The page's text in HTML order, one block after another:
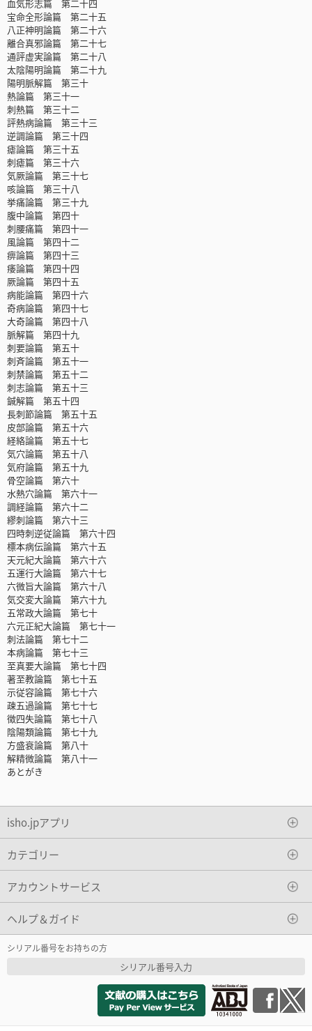
血気形志篇 第二十四
宝命全形論篇 第二十五
八正神明論篇 第二十六
離合真邪論篇 第二十七
通評虚実論篇 第二十八
太陰陽明論篇 第二十九
陽明脈解篇 第三十
熱論篇 第三十一
刺熱篇 第三十二
評熱病論篇 第三十三
逆調論篇 第三十四
瘧論篇 第三十五
刺瘧篇 第三十六
気厥論篇 第三十七
咳論篇 第三十八
挙痛論篇 第三十九
腹中論篇 第四十
刺腰痛篇 第四十一
風論篇 第四十二
痹論篇 第四十三
痿論篇 第四十四
厥論篇 第四十五
病能論篇 第四十六
奇病論篇 第四十七
大奇論篇 第四十八
脈解篇 第四十九
刺要論篇 第五十
刺斉論篇 第五十一
刺禁論篇 第五十二
刺志論篇 第五十三
鍼解篇 第五十四
長刺節論篇 第五十五
皮部論篇 第五十六
経絡論篇 第五十七
気穴論篇 第五十八
気府論篇 第五十九
骨空論篇 第六十
水熱穴論篇 第六十一
調経論篇 第六十二
繆刺論篇 第六十三
四時刺逆従論篇 第六十四
標本病伝論篇 第六十五
天元紀大論篇 第六十六
五運行大論篇 第六十七
六微旨大論篇 第六十八
気交変大論篇 第六十九
五常政大論篇 第七十
六元正紀大論篇 第七十一
刺法論篇 第七十二
本病論篇 第七十三
至真要大論篇 第七十四
著至教論篇 第七十五
示従容論篇 第七十六
疎五過論篇 第七十七
徴四失論篇 第七十八
陰陽類論篇 第七十九
方盛衰論篇 第八十
解精微論篇 第八十一
あとがき
isho.jpアプリ
カテゴリー
アカウントサービス
ヘルプ＆ガイド
シリアル番号をお持ちの方
シリアル番号入力